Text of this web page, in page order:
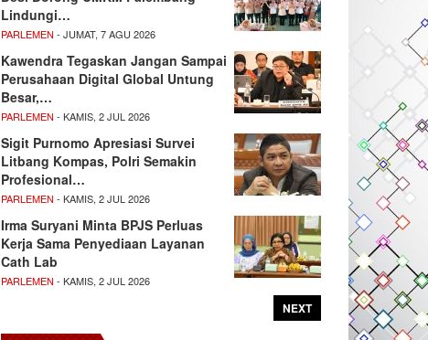
Lindungi…
PARLEMEN - JUMAT, 7 AGU 2026
Kawendra Tegaskan Jangan Sampai
Perusahaan Digital Global Untung
Besar,…
PARLEMEN - KAMIS, 2 JUL 2026
Sigit Purnomo Apresiasi Survei
Litbang Kompas, Polri Semakin
Profesional…
PARLEMEN - KAMIS, 2 JUL 2026
Irma Suryani Minta BPJS Perluas
Kerja Sama Penyediaan Layanan
Cath Lab
PARLEMEN - KAMIS, 2 JUL 2026
NEXT